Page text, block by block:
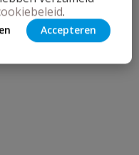
.
Accepteren